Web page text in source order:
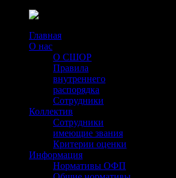
Главная
О нас
О СШОР
Правила
внутреннего
распорядка
Сотрудники
Коллектив
Сотрудники
имеющие звания
Критерии оценки
Информация
Нормативы ОФП